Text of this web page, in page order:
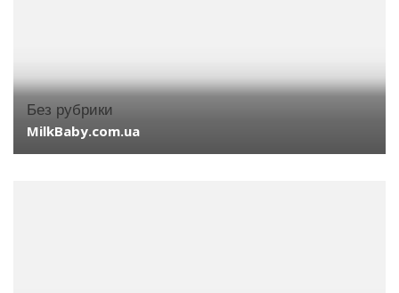
Без рубрики
MilkBaby.com.ua